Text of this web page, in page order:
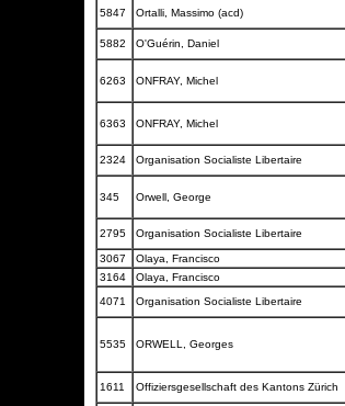
5847
Ortalli, Massimo (acd)
5882
O'Guérin, Daniel
6263 ONFRAY, Michel
6363 ONFRAY, Michel
2324
Organisation Socialiste Libertaire
345 Orwell, George
2795
Organisation Socialiste Libertaire
3067 Olaya, Francisco
3164
Olaya, Francisco
4071
Organisation Socialiste Libertaire
5535 ORWELL, Georges
1611
Offiziersgesellschaft des Kantons Zürich